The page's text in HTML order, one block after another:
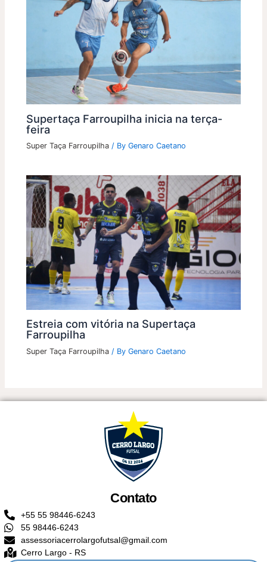
Supertaça Farroupilha inicia na terça-
feira
Super Taça Farroupilha / ByGenaro Caetano
Estreia com vitória na Supertaça
Farroupilha
Super Taça Farroupilha / ByGenaro Caetano
Contato
+55 55 98446-6243
55 98446-6243
assessoriacerrolargofutsal@gmail.com
Cerro Largo - RS